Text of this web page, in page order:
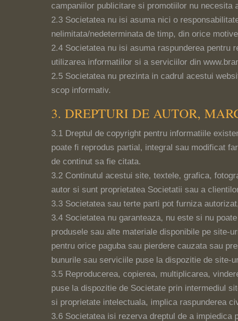
campaniilor publicitare si promotiilor nu necesita
2.3 Societatea nu isi asuma nici o
nelimitata/nedeterminata de timp, din orice
2.4 Societatea nu isi asuma raspunderea pentru
utilizarea informatiilor si a serviciilor din
2.5 Societatea nu prezinta in cadrul acestui
scop informativ.
3. DREPTURI DE AUTOR,
3.1 Dreptul de copyright pentru informatiile
poate fi reprodus partial, integral sau modificat
de continut sa fie citata.
3.2 Continutul acestui site, textele, grafica,
autor si sunt proprietatea Societatii sau a
3.3 Societatea sau terte parti pot furniza
3.4 Societatea nu garanteaza, nu este si nu
produsele sau alte materiale disponibile pe site-
pentru orice paguba sau pierdere cauzata sau
bunurile sau serviciile puse la dispozitie de site-
3.5 Reproducerea, copierea, multiplicarea,
puse la dispozitie de Societate prin intermediul
si proprietate intelectuala, implica raspunderea
3.6 Societatea isi rezerva dreptul de a